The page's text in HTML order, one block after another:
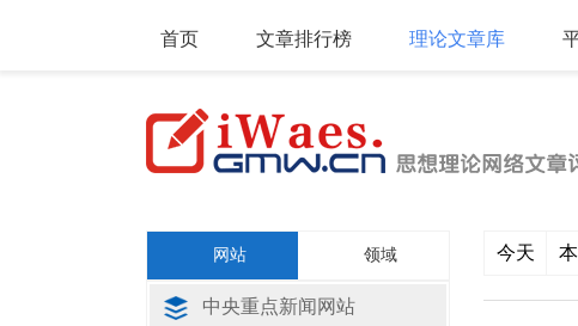
理论文章库
文章排行榜
首页
网站 领域
中央重点新闻网站
今天